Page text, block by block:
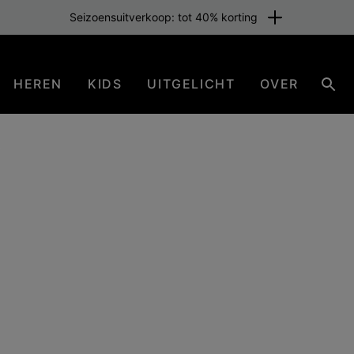
Seizoensuitverkoop: tot 40% korting
HEREN KIDS UITGELICHT OVER